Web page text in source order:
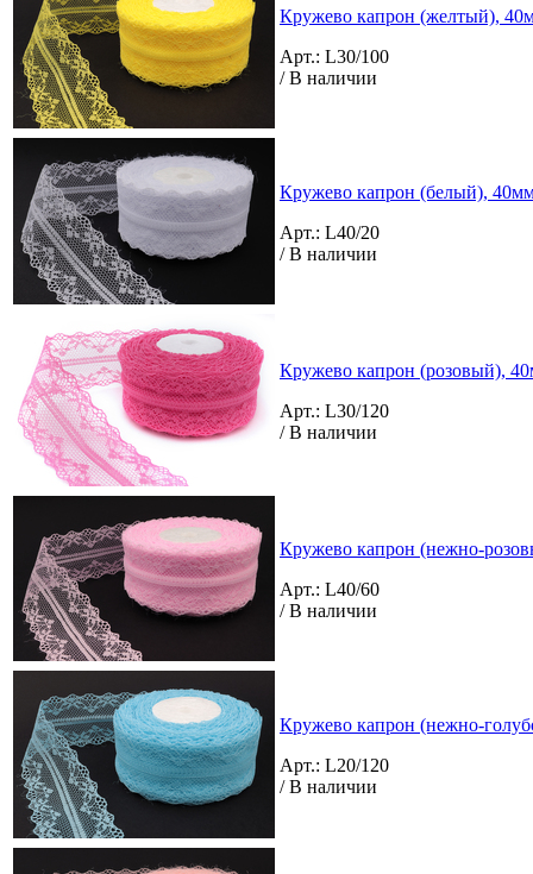
Кружево капрон (желтый),
Арт.: L30/100
/ В наличии
Кружево капрон (белый),
Арт.: L40/20
/ В наличии
Кружево капрон (розовый),
Арт.: L30/120
/ В наличии
Кружево капрон (нежно-
Арт.: L40/60
/ В наличии
Кружево капрон (нежно-
Арт.: L20/120
/ В наличии